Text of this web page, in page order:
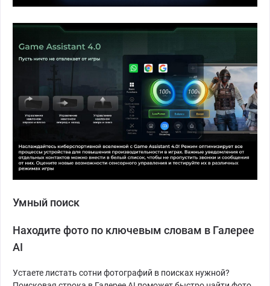
Умный поиск
Находите фото по ключевым словам в Галерее
AI
Устаете листать сотни фотографий в поисках нужной?